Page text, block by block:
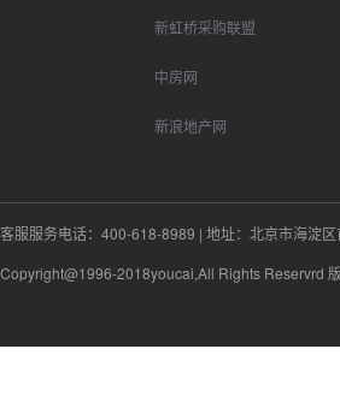
新虹桥采购联盟
中房网
新浪地产网
客服服务电话：400-618-8989 | 地址：北京市海淀
Copyright@1996-2018youcai,All Rights Reservrd